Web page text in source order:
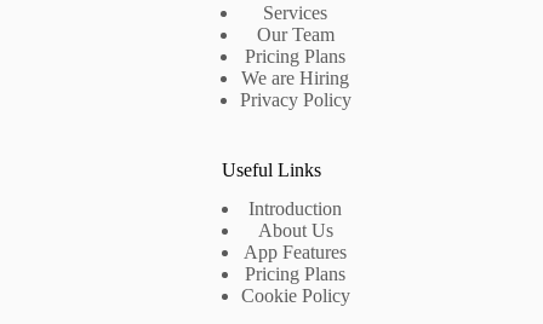
Services
Our Team
Pricing Plans
We are Hiring
Privacy Policy
Useful Links
Introduction
About Us
App Features
Pricing Plans
Cookie Policy